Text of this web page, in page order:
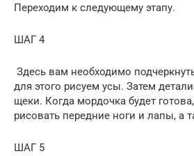
Переходим к следующему этапу.
ШАГ 4
Здесь вам необходимо
для этого рисуем усы. Затем
щеки. Когда мордочка будет
рисовать передние ноги и лапы, а
ШАГ 5